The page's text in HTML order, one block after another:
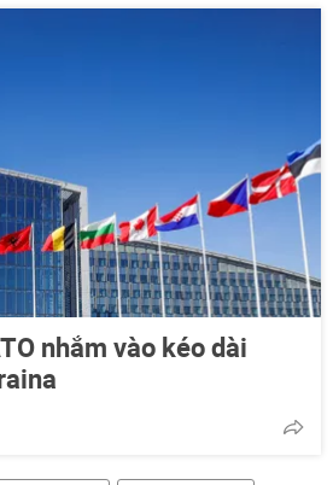
nhắm vào kéo dài